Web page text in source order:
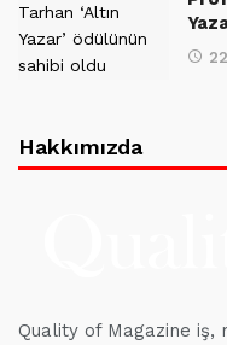
Hakkımızda
Quality of Magazine